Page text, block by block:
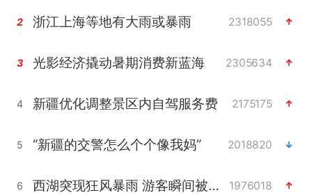
2 浙江上海等地有大雨或暴雨 2318055
3 光影经济撬动暑期消费新蓝海 2305634
4 新疆优化调整景区内自驾服务费 2175175
5 “新疆的交警怎么个个像我妈” 2018820
6 西湖突现狂风暴雨 游客瞬间被浇透 1976018